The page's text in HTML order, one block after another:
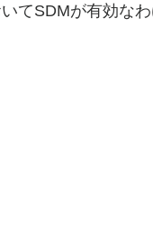
てSDMが有効な